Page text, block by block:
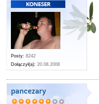
Posty: 8242
Dołączył(a): 20.08.2008
pancezary